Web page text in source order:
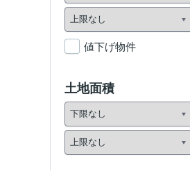
値下げ物件
土地面積